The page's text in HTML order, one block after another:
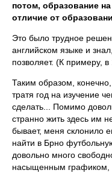
потом, образование
отличие от
Это было трудное
английском языке и
позволяет. (К примеру,
Таким образом,
тратя год на изучение
сделать... Помимо
странно жить здесь им
бывает, меня склонило
найти в Брно
довольно много
насыщенным графиком,